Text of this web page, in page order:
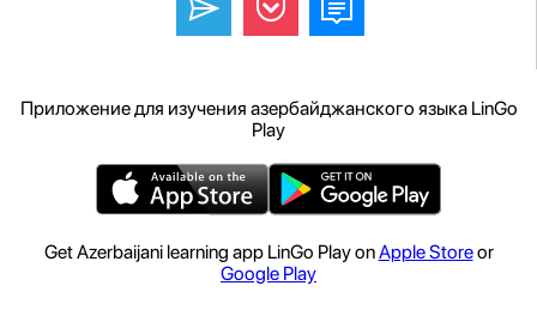
Приложение для изучения азербайджанского языка LinGo
Play
Get Azerbaijani learning app LinGo Play onApple Storeor
Google Play